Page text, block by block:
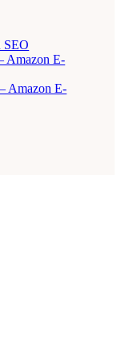
SEO
Amazon E-
Amazon E-